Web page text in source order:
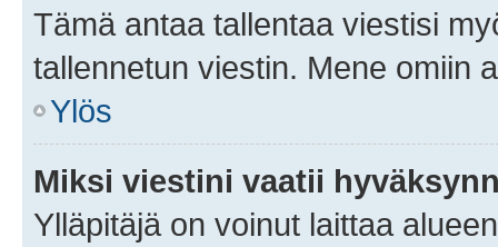
Tämä antaa tallentaa viestisi
tallennetun viestin. Mene omiin
Ylös
Miksi viestini vaatii
Ylläpitäjä on voinut laittaa